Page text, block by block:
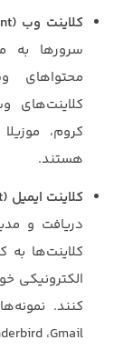
کلاینت وب (‏Web Client‏):
سرورها به
محتواهای
کلاینت‌های
کروم،
هستند.‏
کلاینت ایمیل (‏Email Client‏):
دریافت و
کلاینت‌ها
الکترونیکی